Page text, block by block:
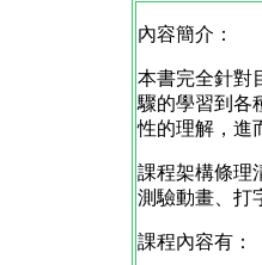
內容簡介：
本書完全針對
驟的學習到各
性的理解，進
課程架構條理
測驗動畫、打
課程內容有：